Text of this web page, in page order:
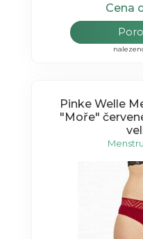
Cena
Pinke Welle
"Moře"